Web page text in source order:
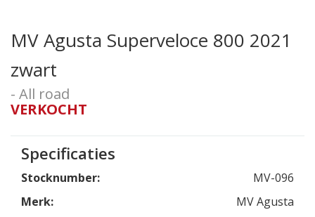
MV Agusta Superveloce 800 2021
zwart
- All road
VERKOCHT
Specificaties
Stocknumber:
MV-096
Merk:
MV Agusta